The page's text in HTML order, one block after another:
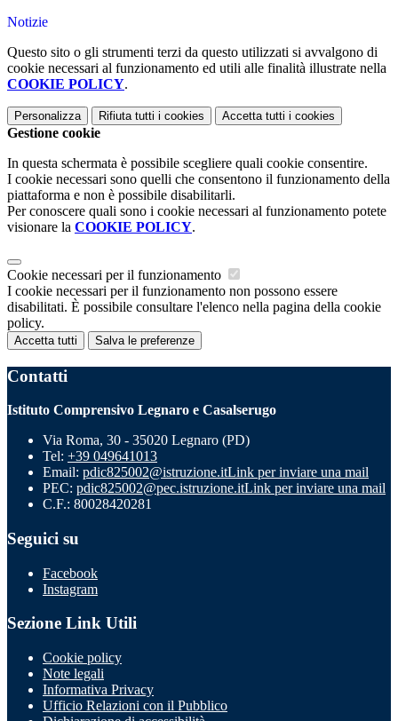
Notizie
Questo sito o gli strumenti terzi da questo utilizzati si avvalgono di
cookie necessari al funzionamento ed utili alle finalità illustrate nella
COOKIE POLICY.
Personalizza Rifiuta tutti i cookies Accetta tutti i cookies
Gestione cookie
In questa schermata è possibile scegliere quali cookie consentire.
I cookie necessari sono quelli che consentono il funzionamento della
piattaforma e non è possibile disabilitarli.
Per conoscere quali sono i cookie necessari al funzionamento potete
visionare la COOKIE POLICY.
Cookie necessari per il funzionamento
I cookie necessari per il funzionamento non possono essere
disabilitati. È possibile consultare l'elenco nella pagina della cookie
policy.
Accetta tutti Salva le preferenze
Contatti
Istituto Comprensivo Legnaro e Casalserugo
Via Roma, 30 - 35020 Legnaro (PD)
Tel: +39 049641013
Email: pdic825002@istruzione.itLink per inviare una mail
PEC: pdic825002@pec.istruzione.itLink per inviare una mail
C.F.: 80028420281
Seguici su
Facebook
Instagram
Sezione Link Utili
Cookie policy
Note legali
Informativa Privacy
Ufficio Relazioni con il Pubblico